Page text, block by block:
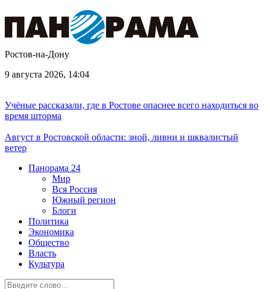
Ростов-на-Дону
9 августа 2026, 14:04
Учёные рассказали, где в Ростове опаснее всего находиться во
время шторма
Август в Ростовской области: зной, ливни и шквалистый
ветер
Панорама 24
Мир
Вся Россия
Южный регион
Блоги
Политика
Экономика
Общество
Власть
Культура